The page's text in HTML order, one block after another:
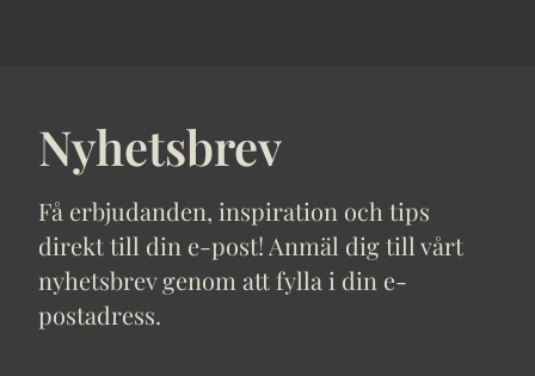
Nyhetsbrev
Få erbjudanden, inspiration och tips
direkt till din e-post! Anmäl dig till vårt
nyhetsbrev genom att fylla i din e-
postadress.